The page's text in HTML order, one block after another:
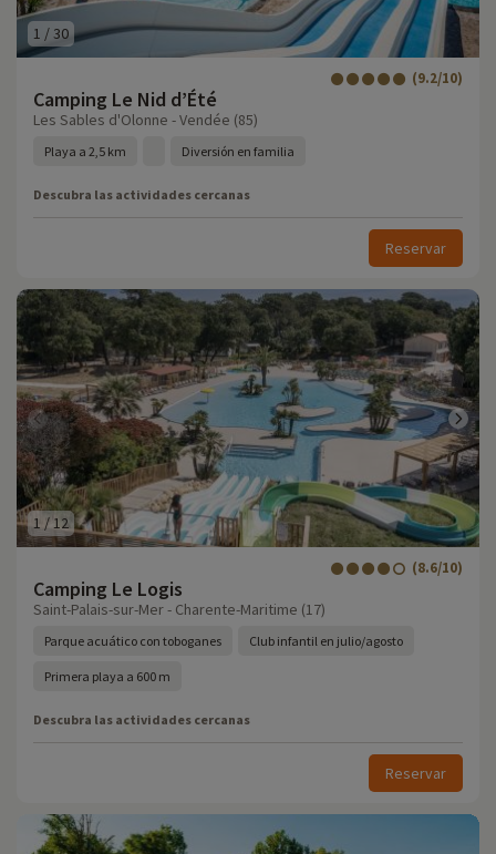
1 /30
Camping Le Nid d’Été
(9.2/10)
Les Sables d'Olonne - Vendée (85)
Playa a 2,5 km Diversión en familia
Descubra las actividades cercanas
Reservar
1 /12
Camping Le Logis
(8.6/10)
Saint-Palais-sur-Mer - Charente-Maritime (17)
Parque acuático con toboganes Club infantil en julio/agosto
Primera playa a 600 m
Descubra las actividades cercanas
Reservar